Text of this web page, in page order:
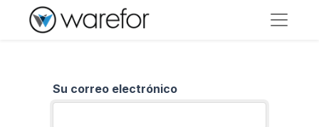
Su correo electrónico